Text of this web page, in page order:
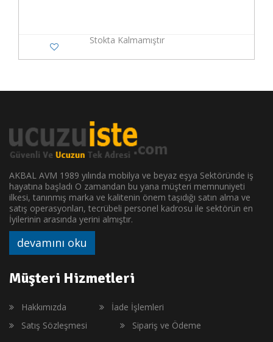
Stokta Kalmamıştır
AKBAL AVM 1989 yılında mobilya ve beyaz eşya Sektöründe iş
hayatına başladı O zamandan bu yana müşteri memnuniyeti
ilkesi, tanınmış marka ve kalitenin önem taşıdığı satın alma ve
satış operasyonları, tecrübeli personel kadrosu ile sektörün en
İyilerinin arasında yerini almıştır.
devamını oku
Müşteri Hizmetleri
Hakkımızda
İade İşlemleri
Satış Sözleşmesi
Sipariş ve Ödeme